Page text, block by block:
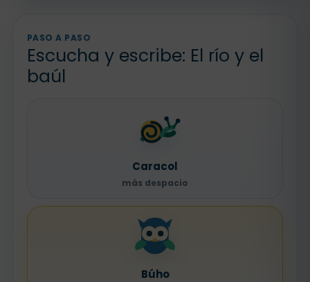
PASO A PASO
Escucha y escribe: El río y el
baúl
Caracol
más despacio
Búho